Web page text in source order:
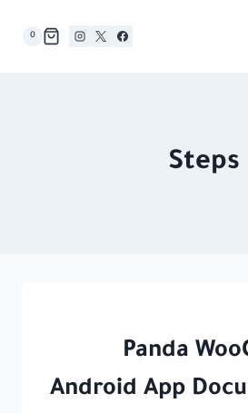
0
Steps
Panda
Android App